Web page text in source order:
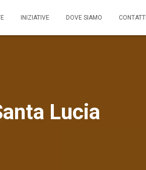
INIZIATIVE DOVE SIAMO CONTATTI
Lucia